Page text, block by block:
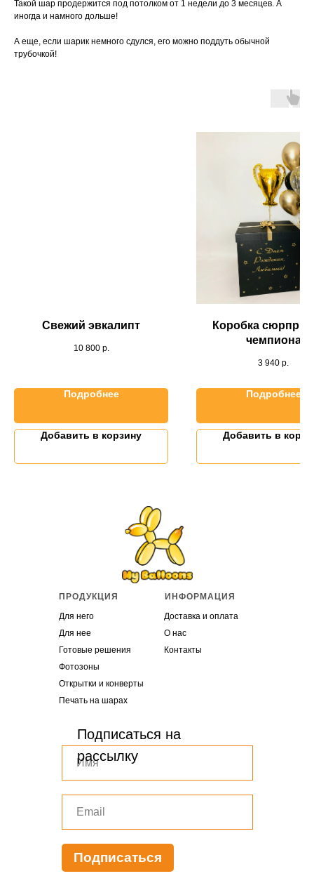
Такой шар продержится под потолком от 1 недели до 3 месяцев. А
иногда и намного дольше!
А еще, если шарик немного сдулся, его можно поддуть обычной
трубочкой!
Свежий эвкалипт
10 800 р.
Подробнее
Добавить в корзину
Коробка сюрприз
чемпиона
3 940 р.
Подробнее
Добавить в
ПРОДУКЦИЯ
Для него
Для нее
Готовые решения
Фотозоны
Открытки и конверты
Печать на шарах
ИНФОРМАЦИЯ
Доставка и оплата
О нас
Контакты
Подписаться
Подписаться на
рассылку